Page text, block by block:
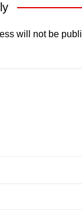
will not be